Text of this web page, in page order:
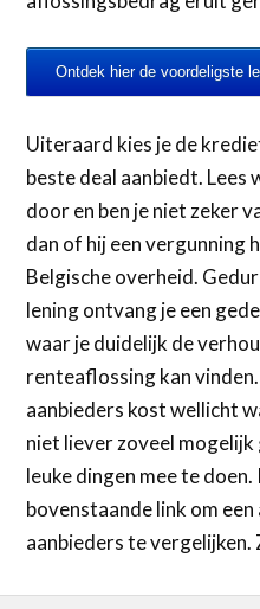
Ontdek hier de voordeligste
Uiteraard kies je de
beste deal aanbiedt. Lees
door en ben je niet zeker
dan of hij een vergunning
Belgische overheid.
lening ontvang je een
waar je duidelijk de
renteaflossing kan
aanbieders kost wellicht
niet liever zoveel mogelijk
leuke dingen mee te
bovenstaande link om
aanbieders te vergelijken.